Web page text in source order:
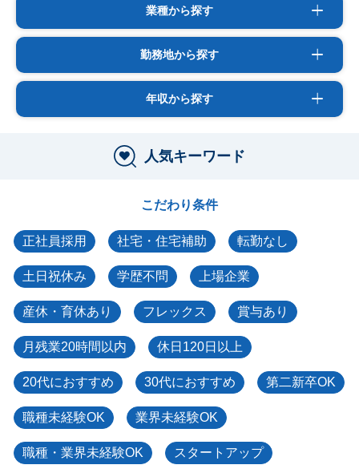
業種から探す
勤務地から探す
年収から探す
人気キーワード
こだわり条件
正社員採用 社宅・住宅補助 転勤なし
土日祝休み 学歴不問 上場企業
産休・育休あり フレックス 賞与あり
月残業20時間以内 休日120日以上
20代におすすめ 30代におすすめ 第二新卒OK
職種未経験OK 業界未経験OK
職種・業界未経験OK スタートアップ